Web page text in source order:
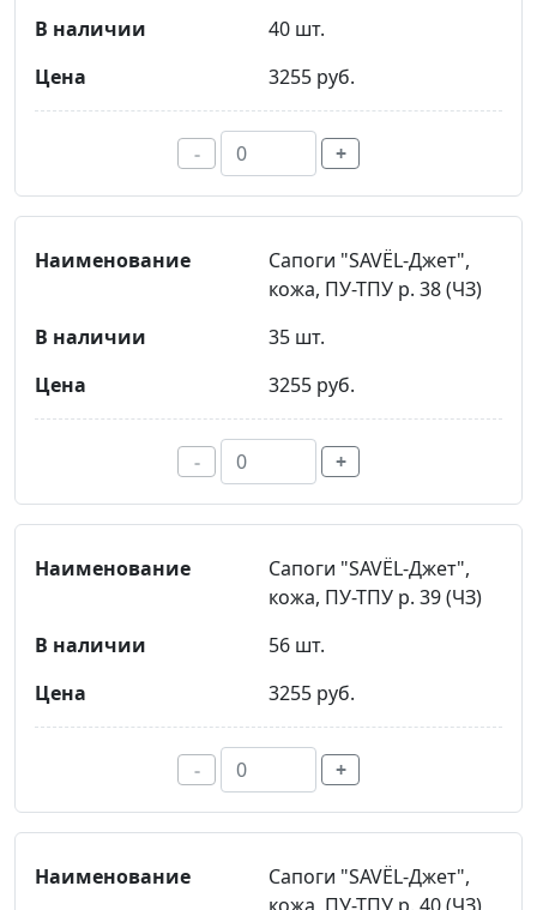
40 шт.
3255 руб.
- +
Сапоги "SAVЁL-Джет",
кожа, ПУ-ТПУ р. 38 (ЧЗ)
35 шт.
3255 руб.
- +
Сапоги "SAVЁL-Джет",
кожа, ПУ-ТПУ р. 39 (ЧЗ)
56 шт.
3255 руб.
- +
Сапоги "SAVЁL-Джет",